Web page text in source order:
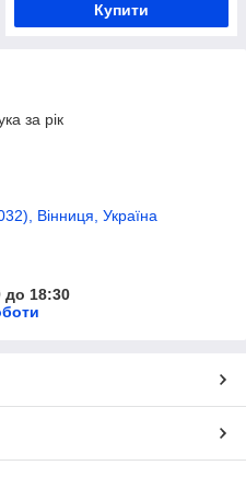
Купити
за рік
Вінниця, Україна
до 18:30